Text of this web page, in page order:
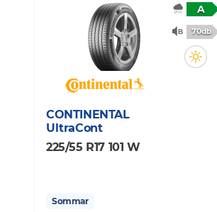
A
70db
CONTINENTAL
UltraCont
225/55 R17 101 W
Sommar